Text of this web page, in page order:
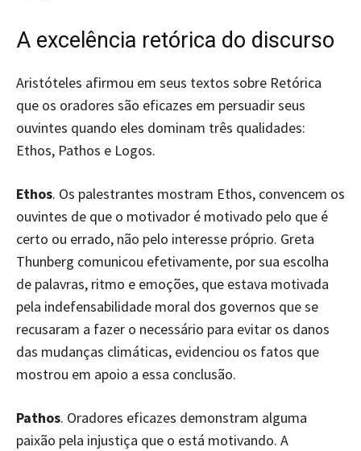
A excelência retórica do discurso
Aristóteles afirmou em seus textos sobre Retórica
que os oradores são eficazes em persuadir seus
ouvintes quando eles dominam três qualidades:
Ethos, Pathos e Logos.
Ethos. Os palestrantes mostram Ethos, convencem os
ouvintes de que o motivador é motivado pelo que é
certo ou errado, não pelo interesse próprio. Greta
Thunberg comunicou efetivamente, por sua escolha
de palavras, ritmo e emoções, que estava motivada
pela indefensabilidade moral dos governos que se
recusaram a fazer o necessário para evitar os danos
das mudanças climáticas, evidenciou os fatos que
mostrou em apoio a essa conclusão.
Pathos. Oradores eficazes demonstram alguma
paixão pela injustiça que o está motivando. A